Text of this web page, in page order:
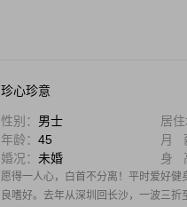
珍心珍意
性别： 男士 居住
年龄： 45 月
婚况： 未婚 身
愿得一人心，白首不分离！平时爱好
良嗜好。去年从深圳回长沙，一波三